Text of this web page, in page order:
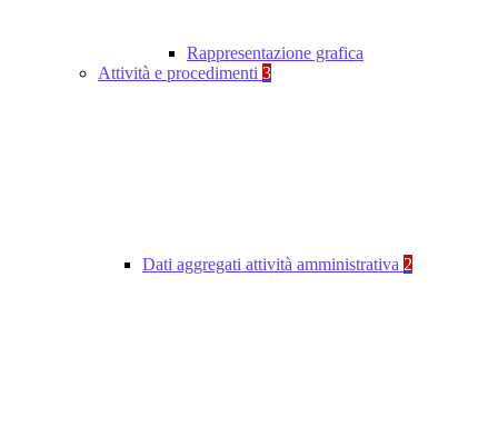
Rappresentazione grafica
Attività e procedimenti 3
Dati aggregati attività amministrativa 2